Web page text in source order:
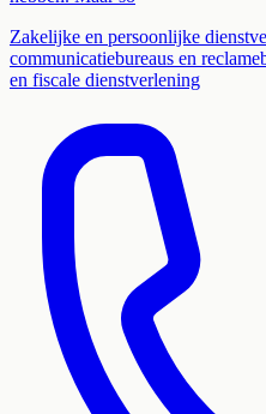
Zakelijke en persoonlijke
communicatiebureaus en
en fiscale dienstverlening